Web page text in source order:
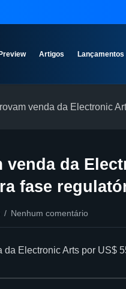
Preview Artigos Lançamentos
venda da Electronic
da
fase
Nenhum comentário